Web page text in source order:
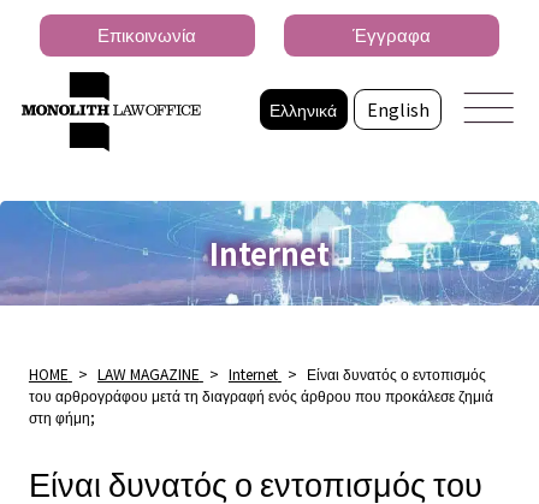
Ελληνικά English
Επικοινωνία Έγγραφα
Internet
HOME > LAW MAGAZINE > Internet > Είναι δυνατός ο εντοπισμός
του αρθρογράφου μετά τη διαγραφή ενός άρθρου που προκάλεσε ζημιά
στη φήμη;
Είναι δυνατός ο εντοπισμός του